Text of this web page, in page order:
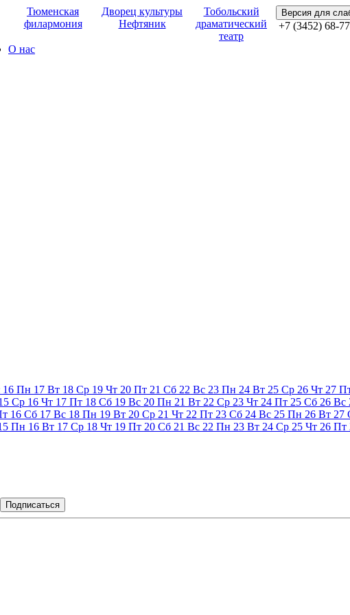
Тюменская
филармония
Дворец культуры
Нефтяник
Тобольский
драматический
театр
Версия для
+7 (3452) 68-
О нас
16 Пн 17 Вт 18 Ср 19 Чт 20 Пт 21 Сб 22 Вс 23 Пн 24 Вт 25 Ср 26 Чт 27
Ср 16 Чт 17 Пт 18 Сб 19 Вс 20 Пн 21 Вт 22 Ср 23 Чт 24 Пт 25 Сб 26 Вс
16 Сб 17 Вс 18 Пн 19 Вт 20 Ср 21 Чт 22 Пт 23 Сб 24 Вс 25 Пн 26 Вт 27
Пн 16 Вт 17 Ср 18 Чт 19 Пт 20 Сб 21 Вс 22 Пн 23 Вт 24 Ср 25 Чт 26 Пт